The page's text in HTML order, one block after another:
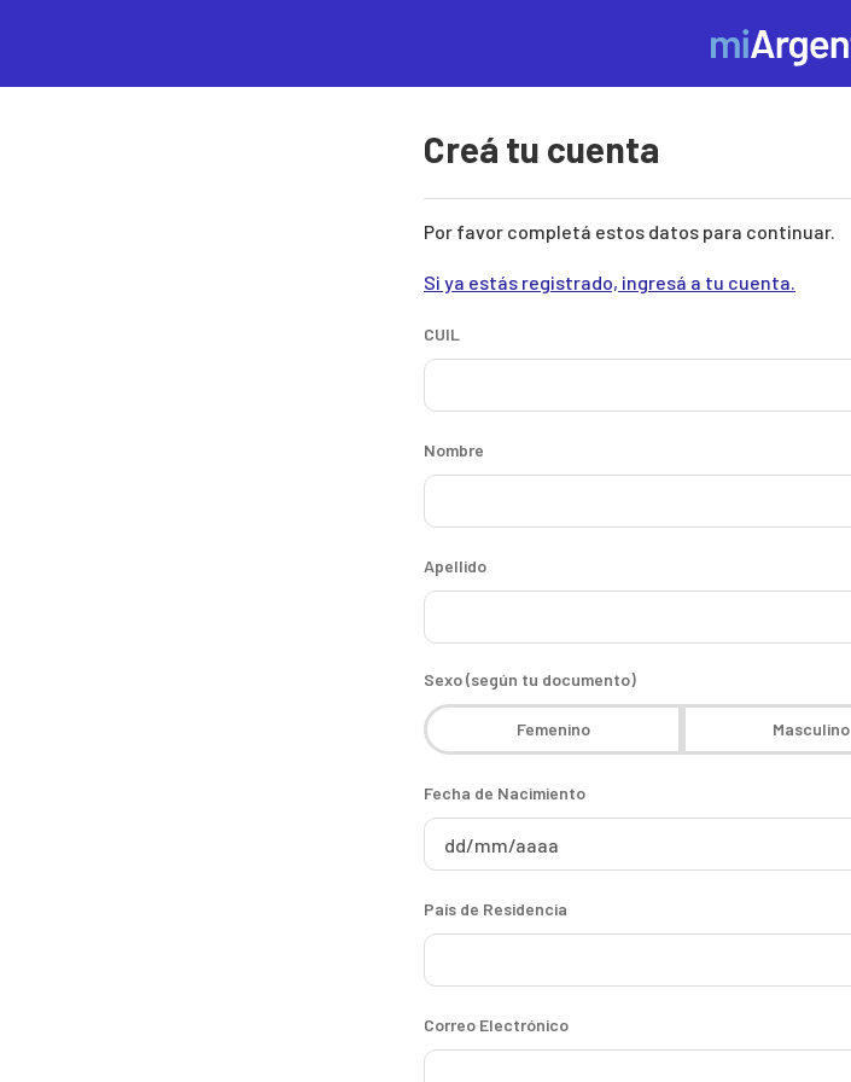
Mi
Creá tu cuenta
Por favor completá estos datos para continuar.
Si ya estás registrado, ingresá a tu cuenta.
CUIL
Nombre
Apellido
Sexo (según tu documento)
Femenino Masculino
Fecha de Nacimiento
País de Residencia
Correo Electrónico